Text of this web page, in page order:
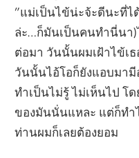
”แม่เป็นไข้น่ะจ้ะดีนะที่
ล่ะ…ก็มันเป็นคนทำนี่นา)
ต่อมา วันนั้นผมเฝ้าไข้เ
วันนั้นไอ้โอก็ยังแอบมา
ทำเป็นไม่รู้ ไม่เห็นไป โ
ของมันนั่นแหละ แต่ก็ทำ
ท่านผมก็เลยต้องยอม